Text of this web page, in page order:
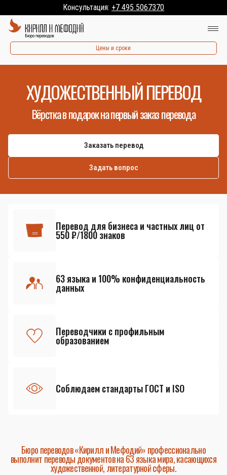
Консультация: +7 495 5067370
Цены и сроки
ХУДОЖЕСТВЕННЫЙ ПЕРЕВОД
Вёрстка в подарок на первый заказ перевода
Заказать перевод
Задать вопрос
Перевод для бизнеса и частных лиц от
550 ₽/1800 знаков
63 языка и 100% конфиденциальность
данных
Переводчики с профильным
образованием
Соблюдаем стандарты ГОСТ и ISO
Бюро переводов «Кирилл и Мефодий» профессионально
выполнит переводы документов на 63 языка мира, касающихся
художественной, литературной сферы.